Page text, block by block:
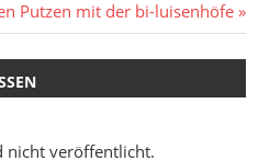
Putzen mit der bi-luisenhöfe
nicht veröffentlicht.